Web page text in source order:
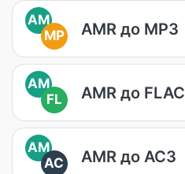
AM
MP
AMR до MP3
AM
FL
AMR до FLAC
AM
AC
AMR до AC3